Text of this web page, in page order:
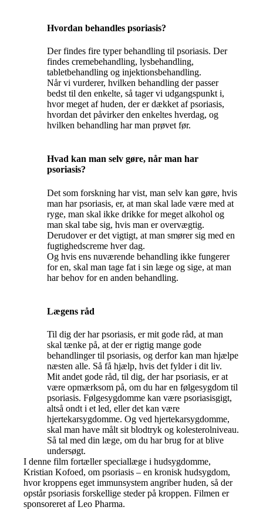
Hvordan behandles psoriasis?
Der findes fire typer behandling til psoriasis. Der
findes cremebehandling, lysbehandling,
tabletbehandling og injektionsbehandling.
Når vi vurderer, hvilken behandling der passer
bedst til den enkelte, så tager vi udgangspunkt i,
hvor meget af huden, der er dækket af psoriasis,
hvordan det påvirker den enkeltes hverdag, og
hvilken behandling har man prøvet før.
Hvad kan man selv gøre, når man har
psoriasis?
Det som forskning har vist, man selv kan gøre, hvis
man har psoriasis, er, at man skal lade være med at
ryge, man skal ikke drikke for meget alkohol og
man skal tabe sig, hvis man er overvægtig.
Derudover er det vigtigt, at man smører sig med en
fugtighedscreme hver dag.
Og hvis ens nuværende behandling ikke fungerer
for en, skal man tage fat i sin læge og sige, at man
har behov for en anden behandling.
Lægens råd
Til dig der har psoriasis, er mit gode råd, at man
skal tænke på, at der er rigtig mange gode
behandlinger til psoriasis, og derfor kan man hjælpe
næsten alle. Så få hjælp, hvis det fylder i dit liv.
Mit andet gode råd, til dig, der har psoriasis, er at
være opmærksom på, om du har en følgesygdom til
psoriasis. Følgesygdomme kan være psoriasisgigt,
altså ondt i et led, eller det kan være
hjertekarsygdomme. Og ved hjertekarsygdomme,
skal man have målt sit blodtryk og kolesterolniveau.
Så tal med din læge, om du har brug for at blive
undersøgt.
I denne film fortæller speciallæge i hudsygdomme,
Kristian Kofoed, om psoriasis – en kronisk hudsygdom,
hvor kroppens eget immunsystem angriber huden, så der
opstår psoriasis forskellige steder på kroppen. Filmen er
sponsoreret af Leo Pharma.